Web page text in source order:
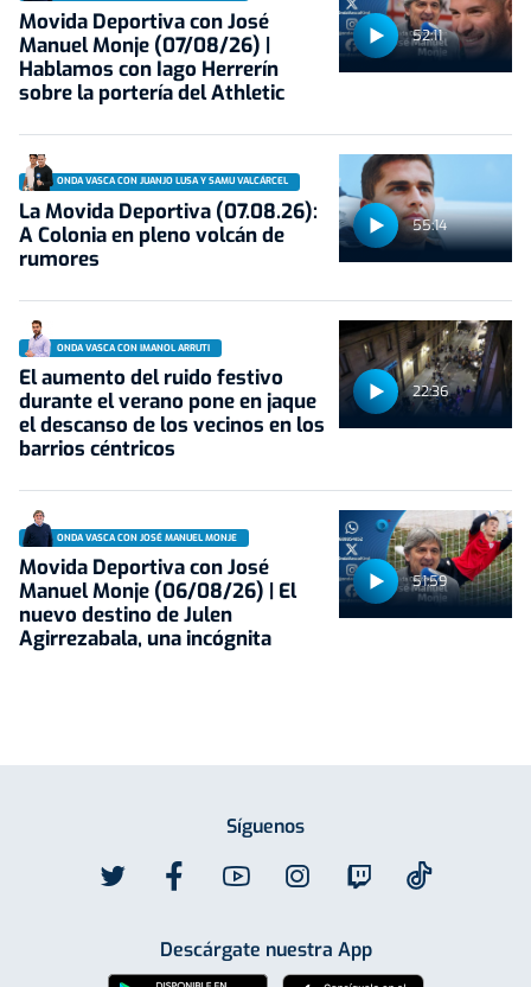
52:11
Movida Deportiva con José
Manuel Monje (07/08/26) |
Hablamos con Iago Herrerín
sobre la portería del Athletic
55:14
ONDA VASCA CON JUANJO LUSA Y SAMU VALCÁRCEL
La Movida Deportiva (07.08.26):
A Colonia en pleno volcán de
rumores
22:36
ONDA VASCA CON IMANOL ARRUTI
El aumento del ruido festivo
durante el verano pone en jaque
el descanso de los vecinos en los
barrios céntricos
51:59
ONDA VASCA CON JOSÉ MANUEL MONJE
Movida Deportiva con José
Manuel Monje (06/08/26) | El
nuevo destino de Julen
Agirrezabala, una incógnita
Síguenos
Descárgate nuestra App